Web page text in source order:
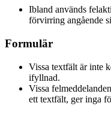
Ibland används
förvirring angående
Formulär
Vissa textfält är inte
ifyllnad.
Vissa
ett textfält, ger inga